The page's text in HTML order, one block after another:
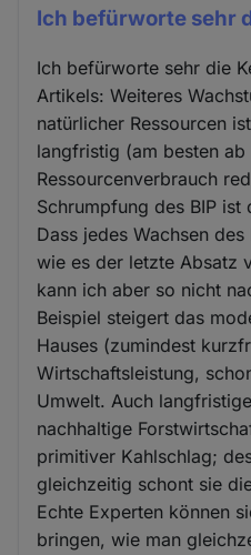
Ich befürworte sehr
Ich befürworte sehr die
Artikels: Weiteres
natürlicher Ressourcen
langfristig (am besten
Ressourcenverbrauch
Schrumpfung des BIP ist
Dass jedes Wachsen
wie es der letzte Absatz
kann ich aber so nicht
Beispiel steigert das
Hauses (zumindest
Wirtschaftsleistung,
Umwelt. Auch
nachhaltige
primitiver Kahlschlag;
gleichzeitig schont sie
Echte Experten können
bringen, wie man